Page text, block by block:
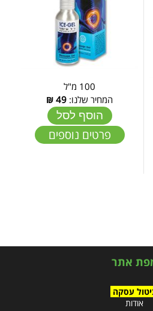
100 מ"ל
המחיר שלנו: 49
₪
הוסף לסל
פרטים נוספים
אתר
עסקה
אודות